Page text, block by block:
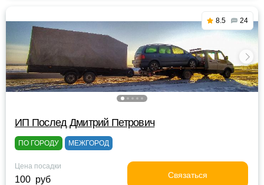
8.5 24
ИП Послед Дмитрий Петрович
ПО ГОРОДУ МЕЖГОРОД
Цена посадки
100 руб Связаться